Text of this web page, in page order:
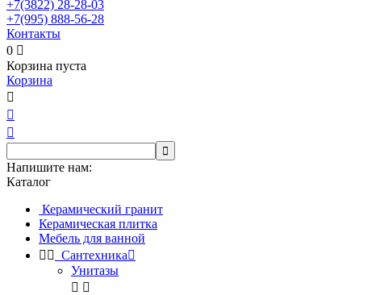
+7(3822) 28-28-03
+7(995) 888-56-28
Контакты
0 
Корзина пуста
Корзина




Напишите нам:
Каталог
Керамический гранит
Керамическая плитка
Мебель для ванной
  Сантехника
Унитазы
 